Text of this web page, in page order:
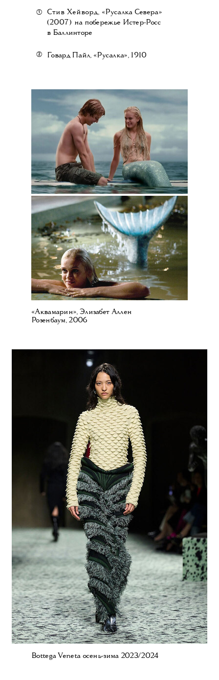
① Стив Хейворд, «Русалка Севера»
(2007) на побережье Истер-Росс
в Баллинторе
② Говард Пайл, «Русалка», 1910
«Аквамарин», Элизабет Аллен
Розенбаум, 2006
Bottega Veneta осень-зима 2023/2024